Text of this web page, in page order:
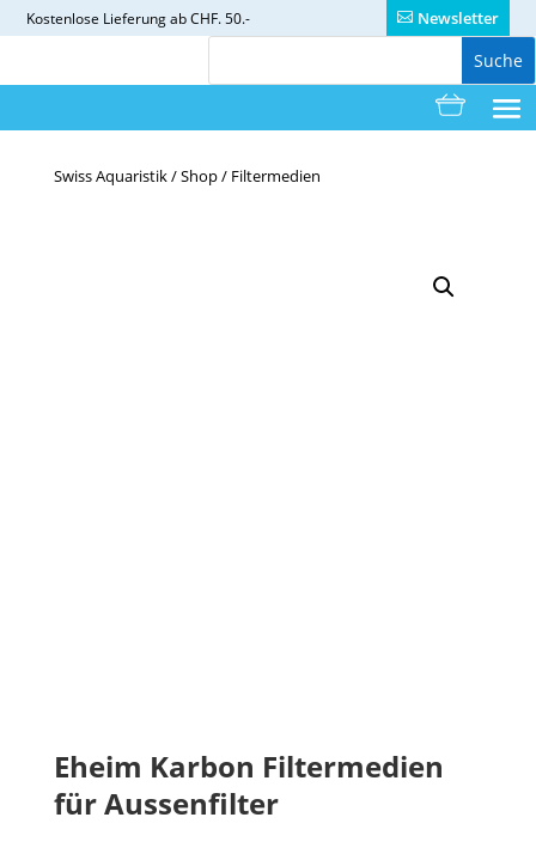
Kostenlose Lieferung ab CHF. 50.- Newsletter
Swiss Aquaristik/Shop/ Filtermedien
Eheim Karbon Filtermedien
für Aussenfilter